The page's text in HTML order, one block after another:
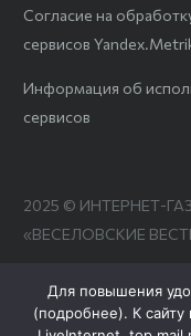
Согласие на
сервисов
Информация об
сервисов
2025 © ИНТЕРНЕТ-
«ВЕСЕЛОВСКИЕ
Для повышения
(подробнее). К